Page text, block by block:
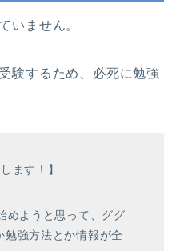
いません。
験するため、必死に勉強
ます！】
めようと思って、ググ
勉強方法とか情報が全